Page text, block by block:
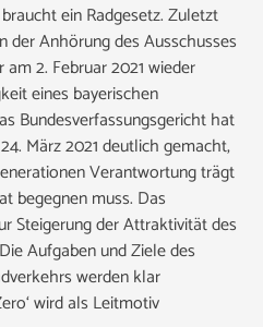
ein Radgesetz. Zuletzt
der Anhörung des Ausschusses
2. Februar 2021 wieder
eines bayerischen
Bundesverfassungsgericht hat
März 2021 deutlich gemacht,
Verantwortung trägt
begegnen muss. Das
Steigerung der Attraktivität des
Aufgaben und Ziele des
werden klar
wird als Leitmotiv